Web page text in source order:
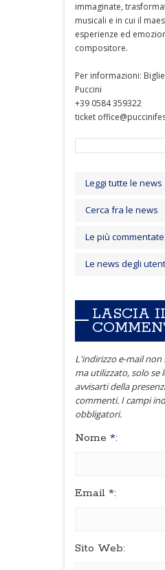
immaginate,
musicali e in cui il
esperienze ed
compositore.
Per informazioni:
Puccini
+39 0584 359322
ticket
Leggi tutte le news
Cerca fra le news
Le più commentate
Le news degli
LASCIA
L'indirizzo e-mail
ma utilizzato, solo se
avvisarti della
commenti. I campi
obbligatori.
Nome *:
Email *:
Sito Web: